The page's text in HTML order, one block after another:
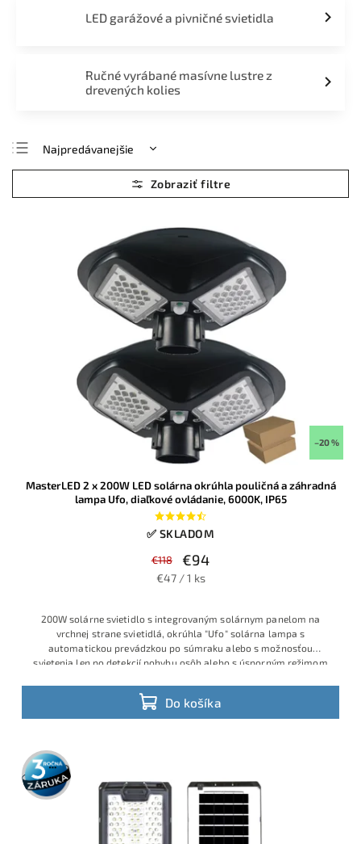
LED garážové a pivničné svietidla
Ručné vyrábané masívne lustre z
drevených kolies
Najpredávanejšie
Najlacnejšie
Najdrahšie
–20 %
MasterLED 2 x 200W LED solárna okrúhla pouličná a záhradná
lampa Ufo, diaľkové ovládanie, 6000K, IP65
✅ SKLADOM
€118 €94
€47 / 1 ks
Do košíka
200W solárne svietidlo s integrovaným solárnym panelom na
vrchnej strane svietidlá, okrúhla "Ufo" solárna lampa s
automatickou prevádzkou po súmraku alebo s možnosťou
svietenia len po detekcií pohybu osôb alebo s úsporným režimom
3 roky
záruka